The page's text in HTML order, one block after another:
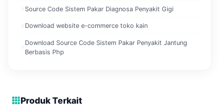
Source Code Sistem Pakar Diagnosa Penyakit Gigi
Download website e-commerce toko kain
Download Source Code Sistem Pakar Penyakit Jantung
Berbasis Php
Produk Terkait